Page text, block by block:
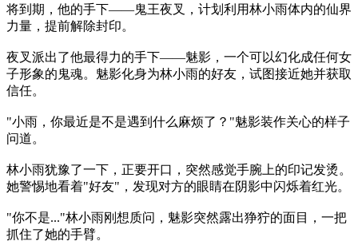
将到期，他的手下——鬼王夜叉，计划利用林小雨体内的仙界
力量，提前解除封印。
夜叉派出了他最得力的手下——魅影，一个可以幻化成任何女
子形象的鬼魂。魅影化身为林小雨的好友，试图接近她并获取
信任。
"小雨，你最近是不是遇到什么麻烦了？"魅影装作关心的样子
问道。
林小雨犹豫了一下，正要开口，突然感觉手腕上的印记发烫。
她警惕地看着"好友"，发现对方的眼睛在阴影中闪烁着红光。
"你不是..."林小雨刚想质问，魅影突然露出狰狞的面目，一把
抓住了她的手臂。